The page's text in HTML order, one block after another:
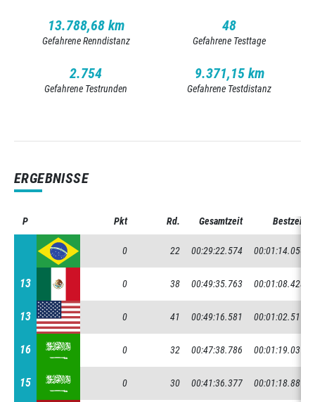
13.788,68 km
Gefahrene Renndistanz
48
Gefahrene Testtage
2.754
Gefahrene Testrunden
9.371,15 km
Gefahrene Testdistanz
ERGEBNISSE
P Pkt Rd. Gesamtzeit Bestzeit
0 22 00:29:22.574 00:01:14.056
13 0 38 00:49:35.763 00:01:08.423
13 0 41 00:49:16.581 00:01:02.517
16 0 32 00:47:38.786 00:01:19.037
15 0 30 00:41:36.377 00:01:18.881
P
13
13
16
15